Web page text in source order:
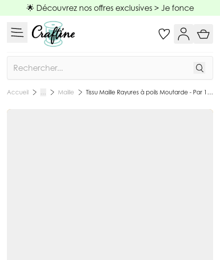
Allez au contenu
🌟 Découvrez nos offres exclusives > Je fonce
Accueil … Maille Tissu Maille Rayures à poils Moutarde - Par 10 cm